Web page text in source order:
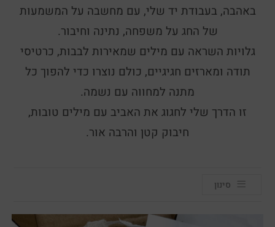
באהבה, בעבודת יד שלי, עם מחשבה על המשמעות
של החג על משפחה, נתינה וחיבור.
גלויות השראה עם מילים שמאירות לבבות, כרטיסי
תודה ומארזים חגיגיים, כולם נוצרו כדי להפוך כל
מתנה למחווה עם נשמה.
זו הדרך שלי לחגוג את האביב עם מילים טובות,
חיבוק קטן והרבה אור.
סינון